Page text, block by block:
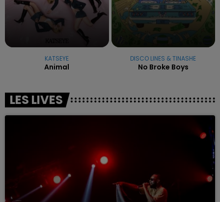
KATSEYE
Animal
DISCO LINES & TINASHE
No Broke Boys
LES LIVES